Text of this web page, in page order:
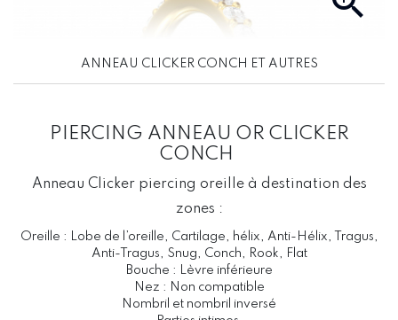
ANNEAU CLICKER CONCH ET AUTRES
PIERCING ANNEAU OR CLICKER
CONCH
Anneau Clicker piercing oreille à destination des
zones :
Oreille : Lobe de l’oreille, Cartilage, hélix, Anti-Hélix, Tragus,
Anti-Tragus, Snug, Conch, Rook, Flat
Bouche : Lèvre inférieure
Nez : Non compatible
Nombril et nombril inversé